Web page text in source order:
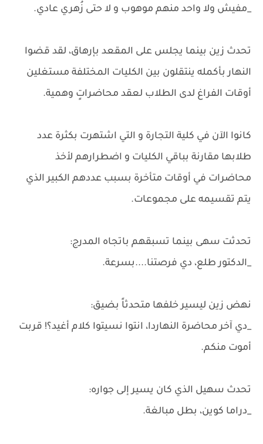
_مفيش ولا واحد منهم موهوب و لا حتى زُهري عادي.
تحدث زين بينما يجلس على المقعد بإرهاق، لقد قضوا
النهار بأكمله ينتقلون بين الكليات المختلفة مستغلين
أوقات الفراغ لدى الطلاب لعقد محاضراتٍ وهمية.
كانوا الآن في كلية التجارة و التي اشتهرت بكثرة عدد
طلابها مقارنة بباقي الكليات و اضطرارهم لأخذ
محاضرات في أوقات متأخرة بسبب عددهم الكبير الذي
يتم تقسيمه على مجموعات.
تحدثت سهى بينما تسبقهم باتجاه المدرج:
_الدكتور طلع، دي فرصتنا....بسرعة.
نهض زين ليسير خلفها متحدثاً بضيق:
_دي آخر محاضرة النهاردا، انتوا نسيتوا كلام أغيد؟! قربت
أموت منكم.
تحدث سهيل الذي كان يسير إلى جواره:
_دراما كوين، بطل مبالغة.